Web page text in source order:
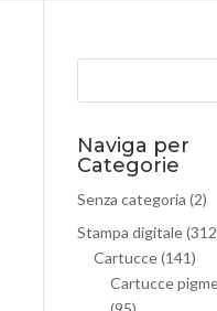
Naviga per
Categorie
Senza categoria (2)
Stampa digitale
Cartucce(141)
Cartucce